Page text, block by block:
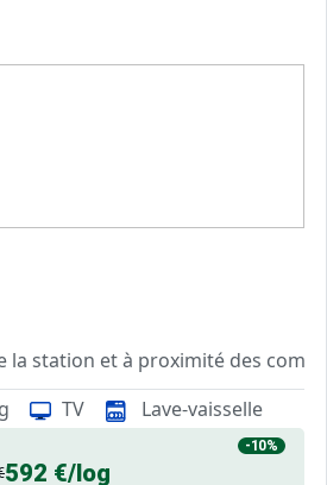
la station et à proximité des
confortables et bien équipés,
TV Lave-vaisselle
-10%
592 €/log